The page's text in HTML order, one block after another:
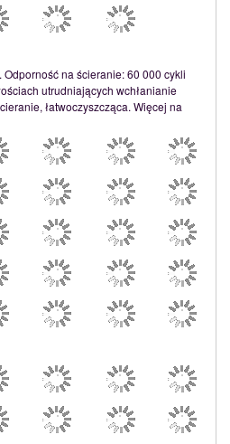
Odporność na ścieranie: 60 000 cykli
utrudniających wchłanianie
łatwoczyszcząca. Więcej na